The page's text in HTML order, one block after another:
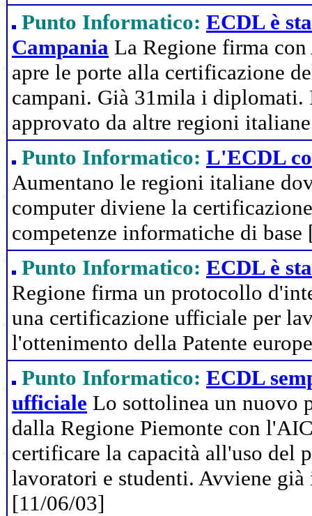
Punto Informatico: ECDL è
Campania La Regione firma
apre le porte alla certificazione
campani. Già 31mila i
approvato da altre regioni italiane
Punto Informatico: L'ECDL
Aumentano le regioni italiane
computer diviene la
competenze informatiche di base
Punto Informatico: ECDL è
Regione firma un protocollo
una certificazione ufficiale per
l'ottenimento della Patente
Punto Informatico: ECDL
ufficiale Lo sottolinea un nuovo
dalla Regione Piemonte con
certificare la capacità all'uso del
lavoratori e studenti. Avviene già
[11/06/03]